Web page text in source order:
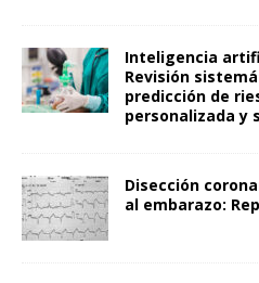
Inteligencia
Revisión
predicción de
personalizada y
Disección
al embarazo: